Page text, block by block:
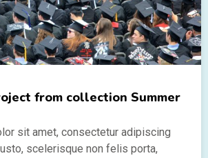
from collection Summer
sit amet, consectetur adipiscing
scelerisque non felis porta,